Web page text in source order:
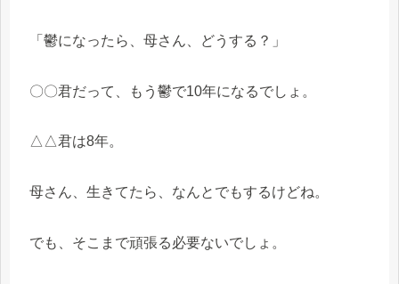
「鬱になったら、母さん、どうする？」
〇〇君だって、もう鬱で10年になるでしょ。
△△君は8年。
母さん、生きてたら、なんとでもするけどね。
でも、そこまで頑張る必要ないでしょ。